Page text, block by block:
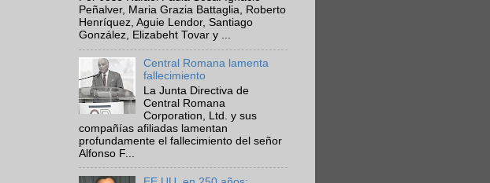
Peñalver, Maria Grazia Battaglia, Roberto
Henríquez, Aguie Lendor, Santiago
González, Elizabeht Tovar y ...
Central Romana lamenta
fallecimiento
La Junta Directiva de
Central Romana
Corporation, Ltd. y sus
compañías afiliadas lamentan
profundamente el fallecimiento del señor
Alfonso F...